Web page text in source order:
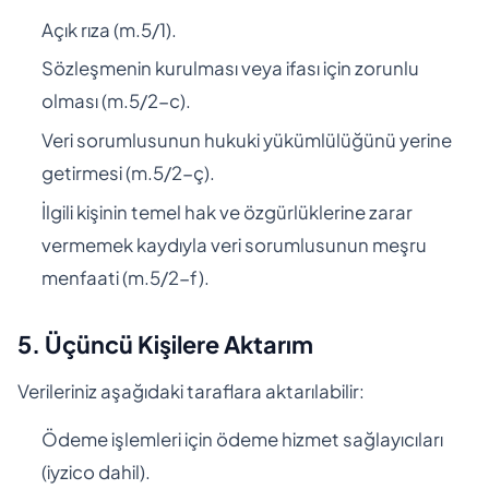
Açık rıza (m.5/1).
Sözleşmenin kurulması veya ifası için zorunlu
olması (m.5/2-c).
Veri sorumlusunun hukuki yükümlülüğünü yerine
getirmesi (m.5/2-ç).
İlgili kişinin temel hak ve özgürlüklerine zarar
vermemek kaydıyla veri sorumlusunun meşru
menfaati (m.5/2-f).
5. Üçüncü Kişilere Aktarım
Verileriniz aşağıdaki taraflara aktarılabilir:
Ödeme işlemleri için ödeme hizmet sağlayıcıları
(iyzico dahil).